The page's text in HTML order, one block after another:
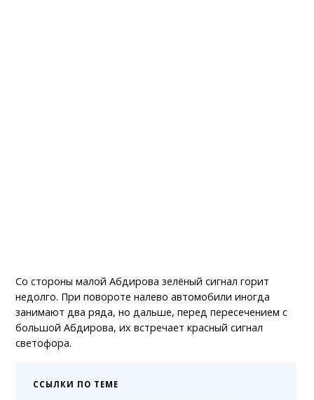
Со стороны малой Абдирова зелёный сигнал горит
недолго. При повороте налево автомобили иногда
занимают два ряда, но дальше, перед пересечением с
большой Абдирова, их встречает красный сигнал
светофора.
ССЫЛКИ ПО ТЕМЕ